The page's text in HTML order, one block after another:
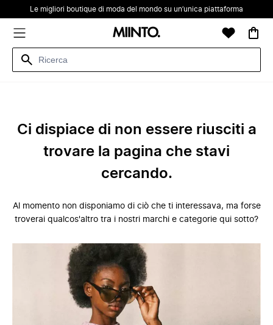
Le migliori boutique di moda del mondo su un’unica piattaforma
Ci dispiace di non essere riusciti a
trovare la pagina che stavi
cercando.
Al momento non disponiamo di ciò che ti interessava, ma forse
troverai qualcos'altro tra i nostri marchi e categorie qui sotto?